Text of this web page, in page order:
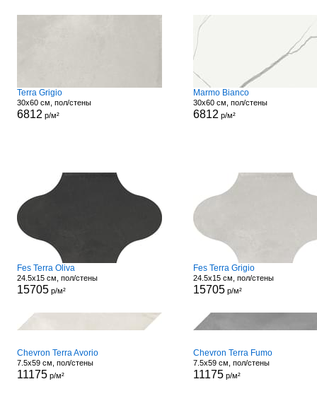
Terra Grigio
30x60 см, пол/стены
6812 р/м²
Marmo Bianco
30x60 см, пол/стены
6812 р/м²
Fes Terra Oliva
24.5x15 см, пол/стены
15705р/м²
Fes Terra Grigio
24.5x15 см, пол/стены
15705р/м²
Chevron Terra Avorio
7.5x59 см, пол/стены
11175р/м²
Chevron Terra Fumo
7.5x59 см, пол/стены
11175р/м²